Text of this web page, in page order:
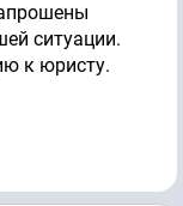
ситуации.
к юристу.